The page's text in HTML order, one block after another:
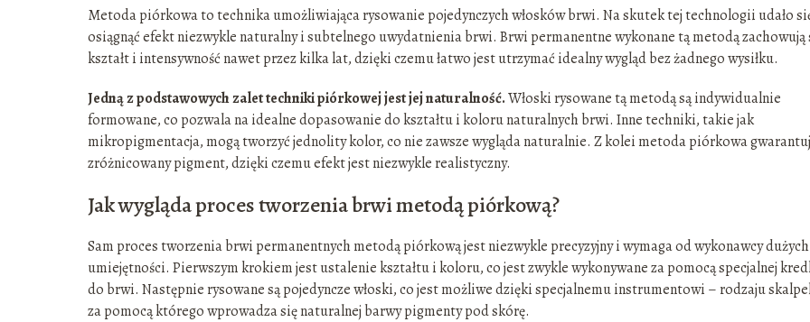
Metoda piórkowa to technika umożliwiająca rysowanie pojedynczych włosków brwi. Na skutek tej technologii udało
osiągnąć efekt niezwykle naturalny i subtelnego uwydatnienia brwi. Brwi permanentne wykonane tą metodą zachowują
kształt i intensywność nawet przez kilka lat, dzięki czemu łatwo jest utrzymać idealny wygląd bez żadnego wysiłku.
Jedną z podstawowych zalet techniki piórkowej jest jej naturalność.Włoski rysowane tą metodą są indywidualnie
formowane, co pozwala na idealne dopasowanie do kształtu i koloru naturalnych brwi. Inne techniki, takie jak
mikropigmentacja, mogą tworzyć jednolity kolor, co nie zawsze wygląda naturalnie. Z kolei metoda piórkowa
zróżnicowany pigment, dzięki czemu efekt jest niezwykle realistyczny.
Jak wygląda proces tworzenia brwi metodą piórkową?
Sam proces tworzenia brwi permanentnych metodą piórkową jest niezwykle precyzyjny i wymaga od wykonawcy dużych
umiejętności. Pierwszym krokiem jest ustalenie kształtu i koloru, co jest zwykle wykonywane za pomocą specjalnej
do brwi. Następnie rysowane są pojedyncze włoski, co jest możliwe dzięki specjalnemu instrumentowi – rodzaju
za pomocą którego wprowadza się naturalnej barwy pigmenty pod skórę.